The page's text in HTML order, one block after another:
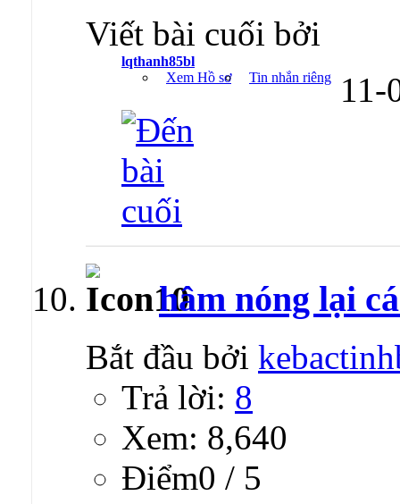
Viết bài cuối bởi
lqthanh85bl
Xem Hồ sơ
Tin nhắn riêng 11-
hâm nóng lại
Bắt đầu bởi
Trả lời: 8
Xem: 8,640
Ðiểm0 / 5